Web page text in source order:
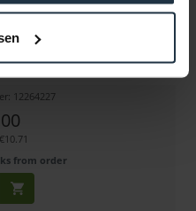
Height Bracket
Osprey 700e Karten
12264227
from order